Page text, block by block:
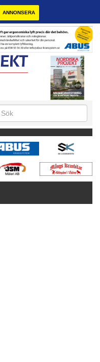
ANNONSERA